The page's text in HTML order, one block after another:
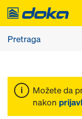
Možete da
nakon